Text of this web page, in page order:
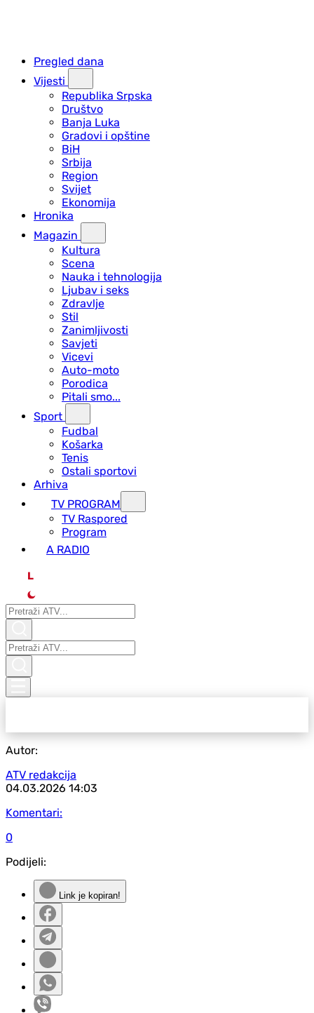
Pregled dana
Vijesti
Republika Srpska
Društvo
Banja Luka
Gradovi i opštine
BiH
Srbija
Region
Svijet
Ekonomija
Hronika
Magazin
Kultura
Scena
Nauka i tehnologija
Ljubav i seks
Zdravlje
Stil
Zanimljivosti
Savjeti
Vicevi
Auto-moto
Porodica
Pitali smo...
Sport
Fudbal
Košarka
Tenis
Ostali sportovi
Arhiva
TV PROGRAM
ТV Raspored
Program
A RADIO
L
Autor:
ATV redakcija
04.03.2026 14:03
Komentari:
0
Podijeli:
Link je kopiran!